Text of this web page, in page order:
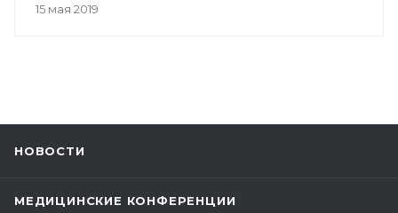
15 мая 2019
НОВОСТИ
МЕДИЦИНСКИЕ КОНФЕРЕНЦИИ